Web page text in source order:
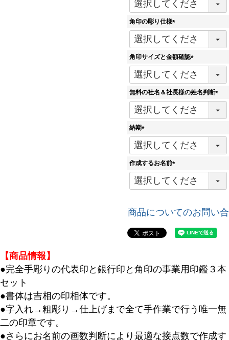
角印の彫り仕様
(
必
)
角印サイズと金額確認
(
必
)
無料の社名＆社長様の姓名判断
(
必
納期
(
必
)
作成するお名前
(
必
商品についてのお問い
【商品情報】
●完全手彫りの代表印と銀行印と角印の事業用印鑑３本
セット
●書体は吉相の印相体です。
●字入れ→粗彫り→仕上げまで全て手作業で行う唯一無
二の印章です。
●さらにお名前の画数判断により最適な接点数で作成す